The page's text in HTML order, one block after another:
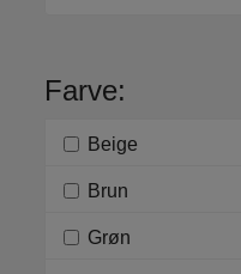
Farve:
Beige
Brun
Grøn